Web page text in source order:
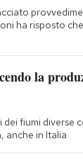
ha risposto
la
dei fiumi diverse
anche in Italia